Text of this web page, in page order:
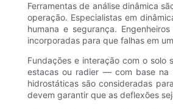
Ferramentas de análise dinâmica
operação. Especialistas em
humana e segurança.
incorporadas para que falhas em
Fundações e interação com o
estacas ou radier — com base na
hidrostáticas são consideradas
devem garantir que as deflexões